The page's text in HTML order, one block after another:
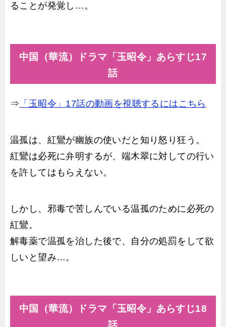
ることが発覚し…。
中国（華流）ドラマ「玉昭令」あらすじ17
話
⇒ 「玉昭令」17話の動画を視聴するにはこちら
温孤は、紅鸞が幽族の使いだと知り怒り狂う。
紅鸞は必死に弁明するが、端木翠に対しての行い
を許してはもらえない。
しかし、邪毒で苦しんでいる温孤のために必死の
紅鸞。
解毒薬で温孤を治した後で、自分の処罰をして欲
しいと望み…。
中国（華流）ドラマ「玉昭令」あらすじ18
話